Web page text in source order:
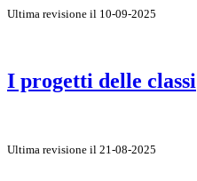
Ultima revisione il 10-09-2025
I progetti delle classi
Ultima revisione il 21-08-2025